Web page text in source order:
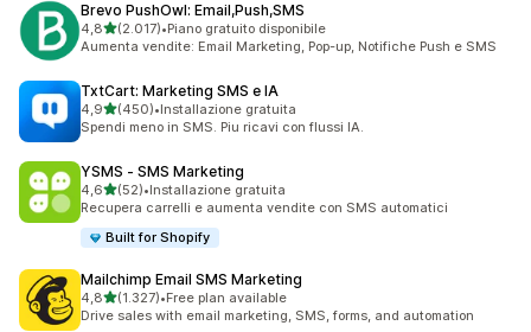
Brevo PushOwl: Email,Push,SMS
4,8stelle su 5
(2.017)
2017 recensioni totali
•Piano gratuito disponibile
Aumenta vendite: Email Marketing, Pop-up, Notifiche Push e SMS
TxtCart: Marketing SMS e IA
4,9stelle su 5
(450)
450 recensioni totali
•Installazione gratuita
Spendi meno in SMS. Piu ricavi con flussi IA.
YSMS ‑ SMS Marketing
4,6stelle su 5
(52)
52 recensioni totali
•Installazione gratuita
Recupera carrelli e aumenta vendite con SMS automatici
Built for Shopify
Mailchimp Email SMS Marketing
4,8stelle su 5
(1.327)
1327 recensioni totali
•Free plan available
Drive sales with email marketing, SMS, forms, and automation